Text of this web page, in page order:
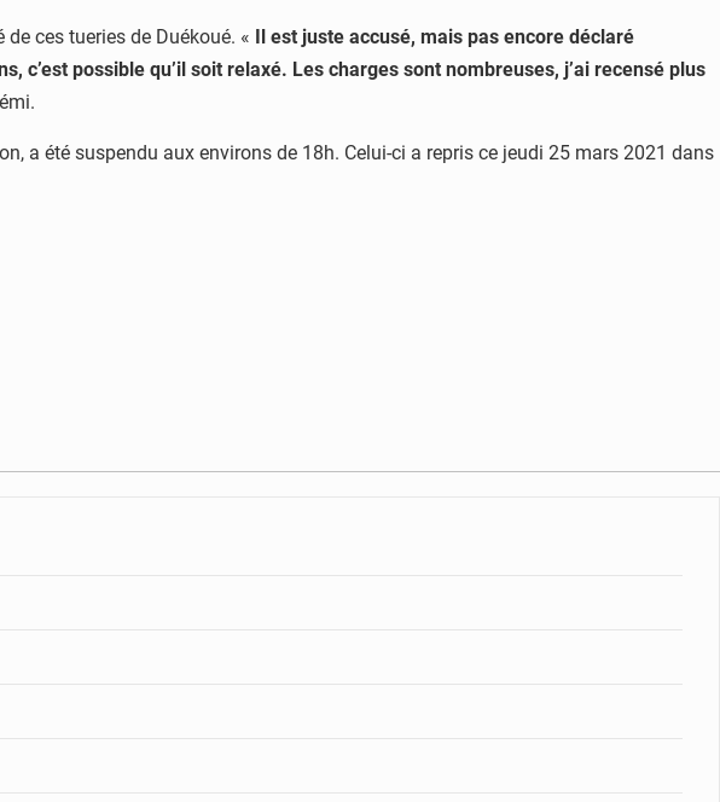
ces tueries de Duékoué. «
Il est juste accusé, mais pas encore déclaré
possible qu’il soit relaxé. Les charges sont nombreuses, j’ai recensé plus
a été suspendu aux environs de 18h. Celui-ci a repris ce jeudi 25 mars 2021 dans